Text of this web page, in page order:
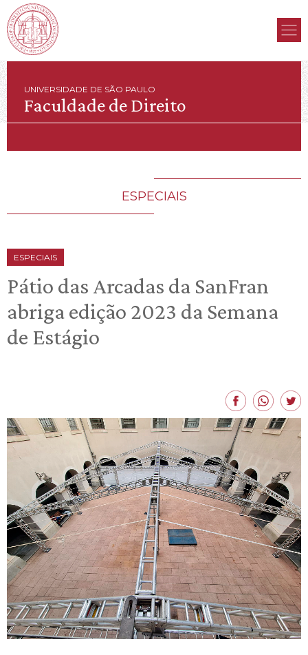
UNIVERSIDADE DE SÃO PAULO
Faculdade de Direito
ESPECIAIS
ESPECIAIS
Pátio das Arcadas da SanFran
abriga edição 2023 da Semana
de Estágio